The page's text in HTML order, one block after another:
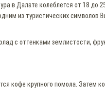
в Далате колеблется от 18 до
из туристических символов
с оттенками землистости,
кофе крупного помола. Затем